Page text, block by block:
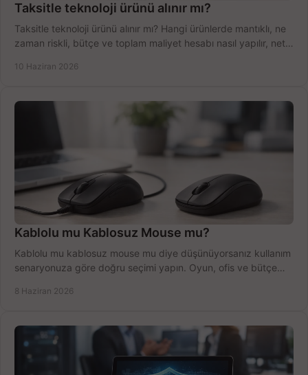
Taksitle teknoloji ürünü alınır mı?
Taksitle teknoloji ürünü alınır mı? Hangi ürünlerde mantıklı, ne
zaman riskli, bütçe ve toplam maliyet hesabı nasıl yapılır, net
10 Haziran 2026
Kablolu mu Kablosuz Mouse mu?
Kablolu mu kablosuz mouse mu diye düşünüyorsanız kullanım
senaryonuza göre doğru seçimi yapın. Oyun, ofis ve bütçe
8 Haziran 2026